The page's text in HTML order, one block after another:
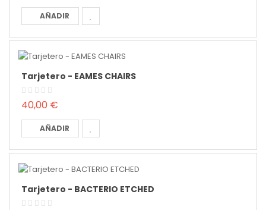
AÑADIR
Tarjetero - EAMES CHAIRS
40,00 €
AÑADIR
Tarjetero - BACTERIO ETCHED